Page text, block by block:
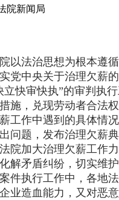
院新闻局
法治思想为根本遵循
党中央关于治理欠薪
立快审快执”的审判执
施，兑现劳动者合法
工作中遇到的具体情
问题，发布治理欠薪
院加大治理欠薪工作
解矛盾纠纷，切实维护
执行工作中，各地法
业造血能力，又对恶